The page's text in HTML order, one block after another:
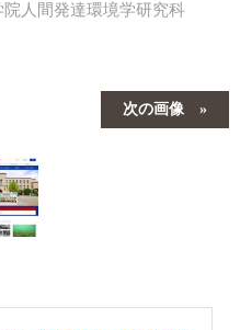
人間発達環境学研究科
次の画像